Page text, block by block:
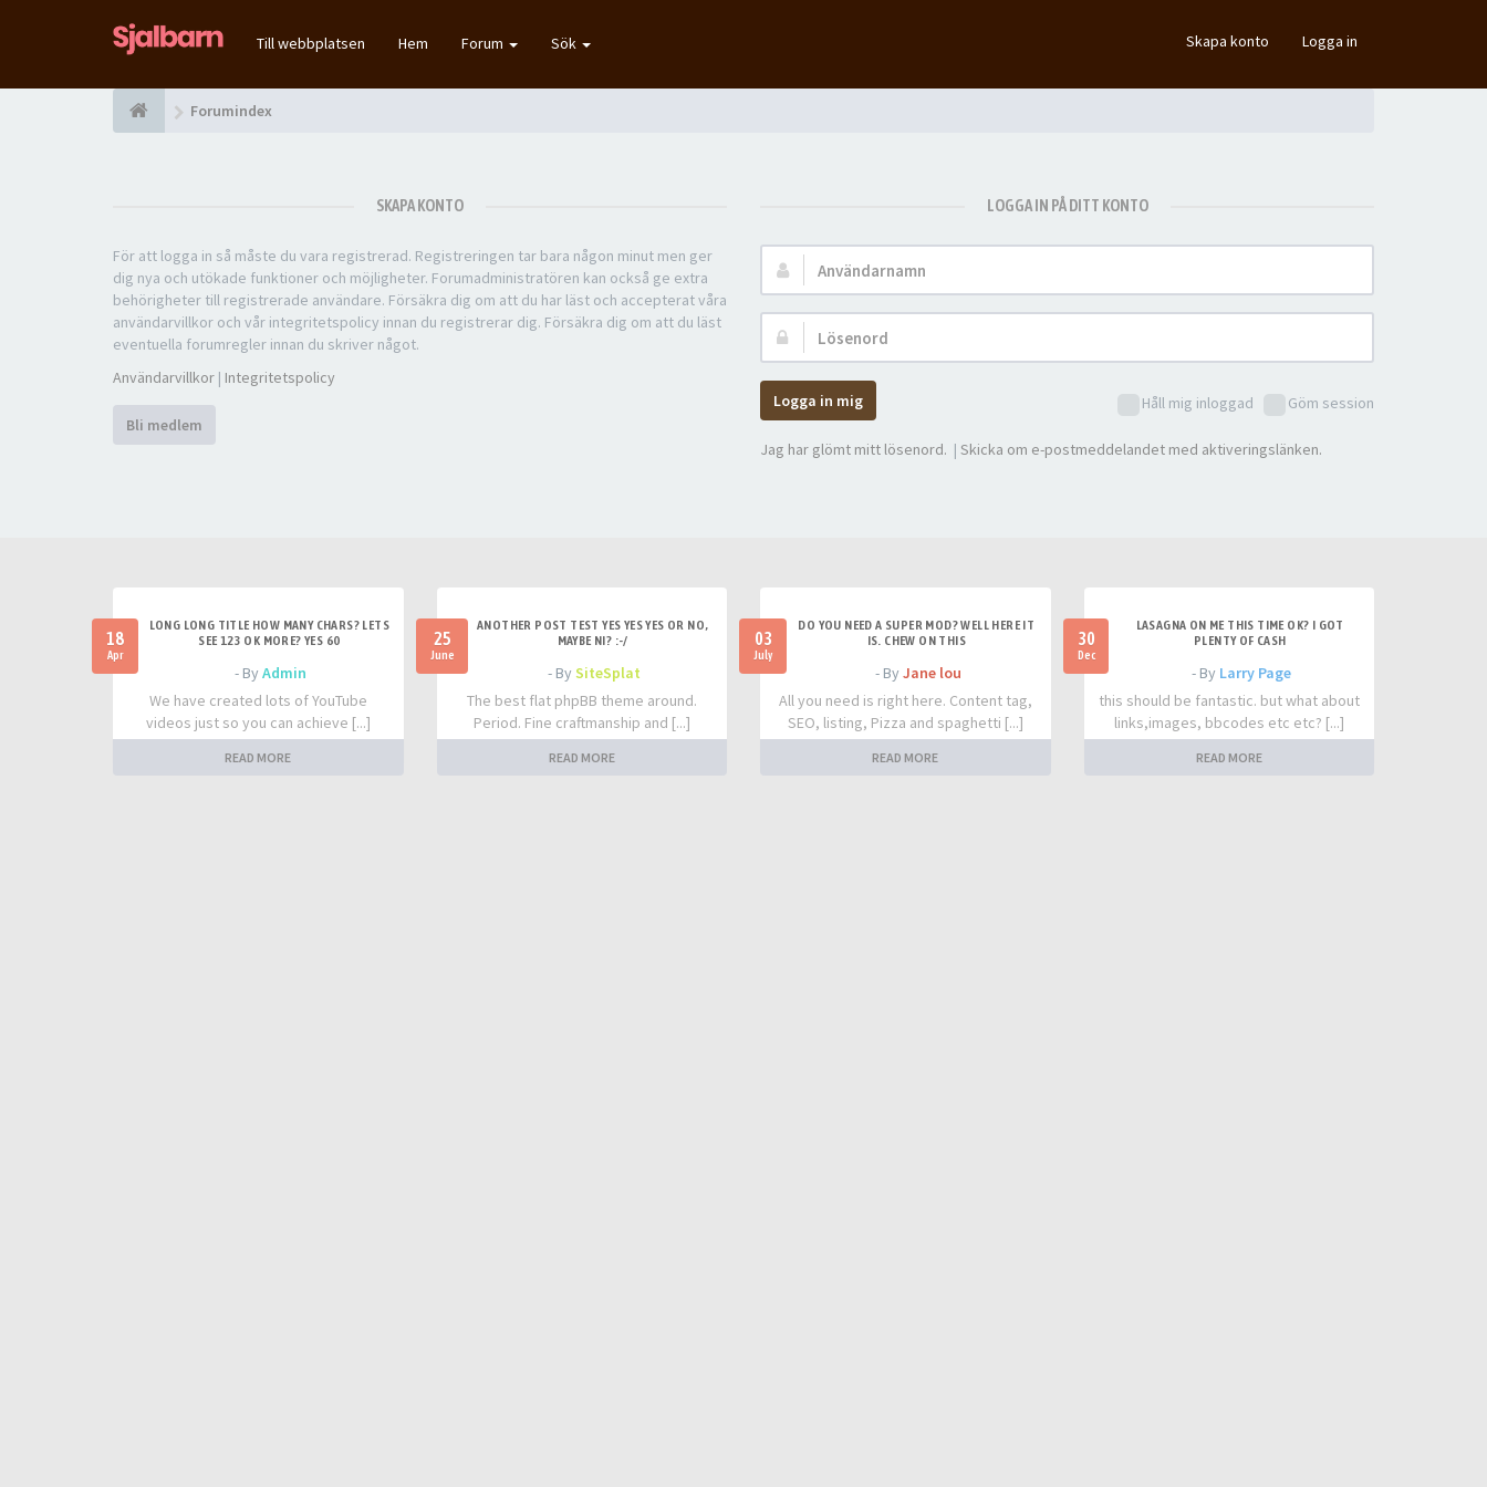
Till webbplatsen Hem Forum Sök Skapa konto Logga in
Forumindex
SKAPA KONTO
För att logga in så måste du vara registrerad. Registreringen tar bara någon minut men ger
dig nya och utökade funktioner och möjligheter. Forumadministratören kan också ge extra
behörigheter till registrerade användare. Försäkra dig om att du har läst och accepterat våra
användarvillkor och vår integritetspolicy innan du registrerar dig. Försäkra dig om att du läst
eventuella forumregler innan du skriver något.
Användarvillkor | Integritetspolicy
Bli medlem
LOGGA IN PÅ DITT KONTO
Användarnamn:
Lösenord:
Håll mig inloggad Göm session
Logga in mig
Jag har glömt mitt lösenord. | Skicka om e-postmeddelandet med aktiveringslänken.
18
Apr
LONG LONG TITLE HOW MANY CHARS? LETS
SEE 123 OK MORE? YES 60
- ByAdmin
We have created lots of YouTube
videos just so you can achieve [...]
READ MORE
25
June
ANOTHER POST TEST YES YES YES OR NO,
MAYBE NI? :-/
- BySiteSplat
The best flat phpBB theme around.
Period. Fine craftmanship and [...]
READ MORE
03
July
DO YOU NEED A SUPER MOD? WELL HERE IT
IS. CHEW ON THIS
- By Jane lou
All you need is right here. Content tag,
SEO, listing, Pizza and spaghetti [...]
READ MORE
30
Dec
LASAGNA ON ME THIS TIME OK? I GOT
PLENTY OF CASH
- By Larry Page
this should be fantastic. but what about
links,images, bbcodes etc etc? [...]
READ MORE